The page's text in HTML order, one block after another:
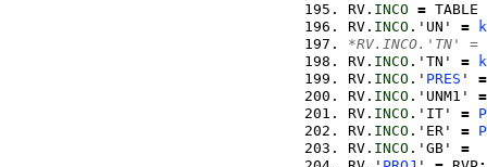
RV. INCO = TABLE
RV. INCO .'UN' =
*RV.INCO.'TN' =
RV. INCO .'TN' =
RV. INCO .' PRES ' =
RV. INCO .'UNM1' =
RV. INCO .'IT' =
RV. INCO .'ER' =
RV. INCO .'GB' =